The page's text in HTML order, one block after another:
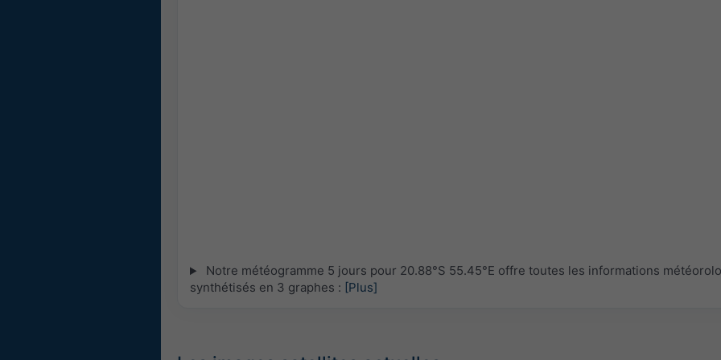
Notre météogramme 5 jours pour 20.88°S 55.45°E offre toutes les informations
synthétisés en 3 graphes : [Plus]